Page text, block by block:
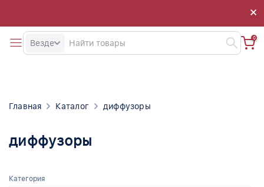
×
×
Везде
0
Главная Каталог диффузоры
диффузоры
Категория